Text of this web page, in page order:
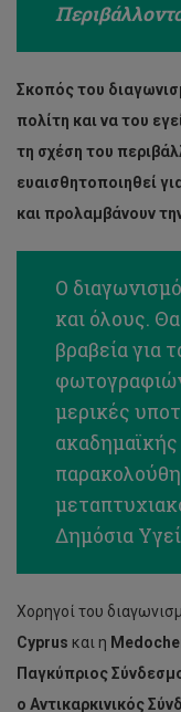
Σκοπός του
πολίτη και να του
τη σχέση του
ευαισθητοποιηθεί
και προλαμβάνουν
Ο
και όλους.
βραβεία για
μερικές
ακαδημαϊκής
Δημόσια
Χορηγοί του
Cyprus και η Μ
Παγκύπριος
ο Αντικαρκινικός